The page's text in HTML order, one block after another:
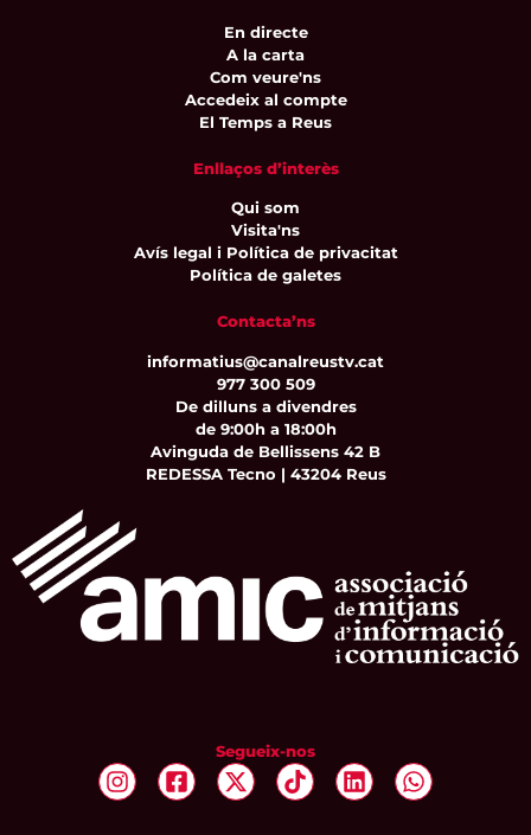
En directe
A la carta
Com veure'ns
Accedeix al compte
El Temps a Reus
Enllaços d’interès
Qui som
Visita'ns
Avís legal i Política de privacitat
Política de galetes
Contacta’ns
informatius@canalreustv.cat
977 300 509
De dilluns a divendres
de 9:00h a 18:00h
Avinguda de Bellissens 42 B
REDESSA Tecno | 43204 Reus
Segueix-nos